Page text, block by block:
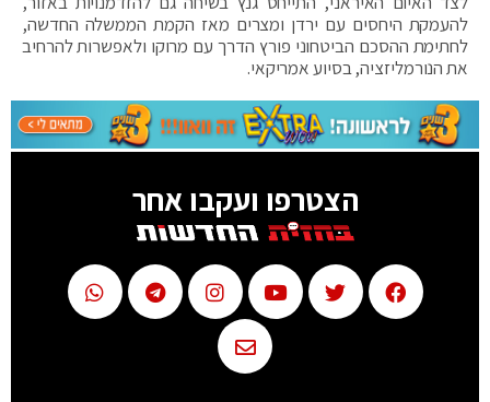
להעמקת היחסים עם ירדן ומצרים מאז הקמת הממשלה החדשה,
לחתימת ההסכם הביטחוני פורץ הדרך עם מרוקו ולאפשרות להרחיב
את הנורמליזציה, בסיוע אמריקאי.
הצטרפו ועקבו אחר